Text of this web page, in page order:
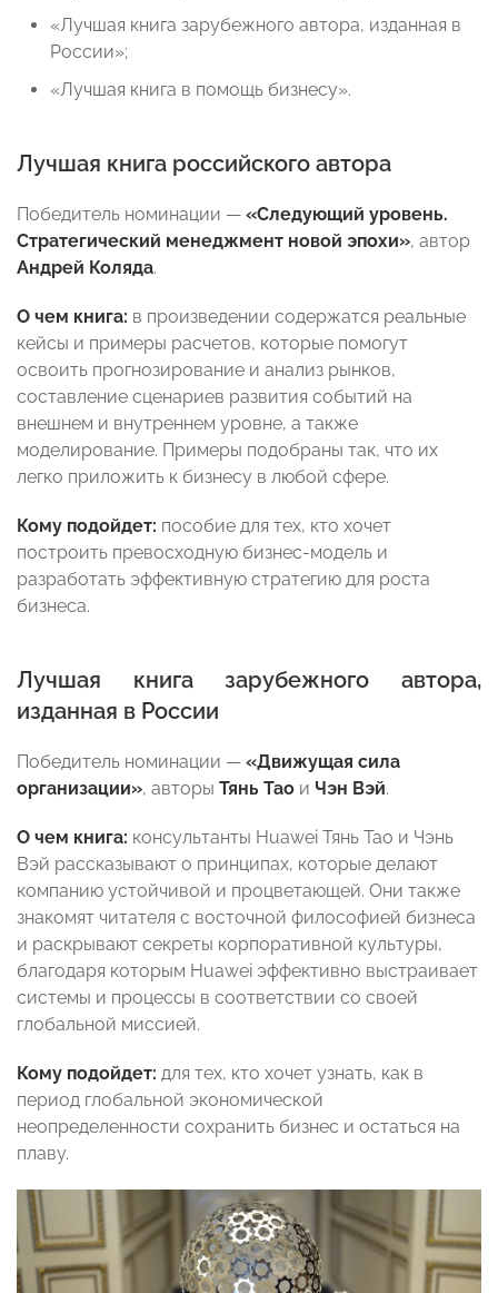
«Лучшая книга зарубежного автора, изданная в
России»;
«Лучшая книга в помощь бизнесу».
Лучшая книга российского автора
Победитель номинации — «Следующий уровень.
Стратегический менеджмент новой эпохи», автор
Андрей Коляда.
О чем книга: в произведении содержатся реальные
кейсы и примеры расчетов, которые помогут
освоить прогнозирование и анализ рынков,
составление сценариев развития событий на
внешнем и внутреннем уровне, а также
моделирование. Примеры подобраны так, что их
легко приложить к бизнесу в любой сфере.
Кому подойдет: пособие для тех, кто хочет
построить превосходную бизнес-модель и
разработать эффективную стратегию для роста
бизнеса.
Лучшая книга зарубежного автора,
изданная в России
Победитель номинации — «Движущая сила
организации», авторы Тянь Тао и Чэн Вэй.
О чем книга: консультанты Huawei Тянь Тао и Чэнь
Вэй рассказывают о принципах, которые делают
компанию устойчивой и процветающей. Они также
знакомят читателя с восточной философией бизнеса
и раскрывают секреты корпоративной культуры,
благодаря которым Huawei эффективно выстраивает
системы и процессы в соответствии со своей
глобальной миссией.
Кому подойдет: для тех, кто хочет узнать, как в
период глобальной экономической
неопределенности сохранить бизнес и остаться на
плаву.